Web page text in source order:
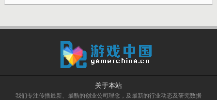
关于本站
我们专注传播最新、最酷的创业公司理念，及最新的行业动态及研究数据